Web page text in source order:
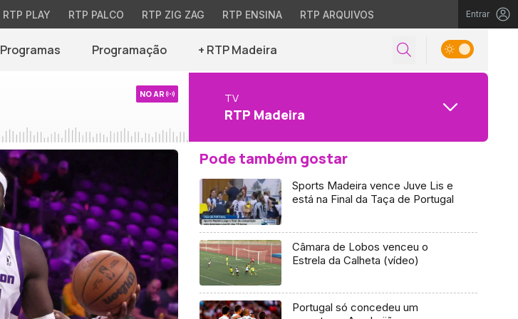
RTP PLAY RTP PALCO RTP ZIG ZAG RTP ENSINA RTP ARQUIVOS Entrar
Programas Programação + RTP Madeira
NO AR TV
RTP Madeira
Pode também gostar
Sports Madeira vence Juve Lis e
está na Final da Taça de Portugal
Câmara de Lobos venceu o
Estrela da Calheta (vídeo)
Portugal só concedeu um